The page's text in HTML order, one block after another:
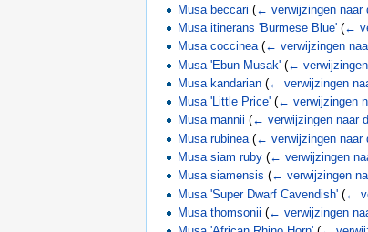
Musa beccari (← verwijzingen naar
Musa itinerans 'Burmese Blue' (←
Musa coccinea (← verwijzingen
Musa 'Ebun Musak' (←
Musa kandarian (← verwijzingen
Musa 'Little Price' (← verwijzingen
Musa mannii (← verwijzingen naar
Musa rubinea (← verwijzingen naar
Musa siam ruby (← verwijzingen
Musa siamensis (← verwijzingen
Musa 'Super Dwarf Cavendish' (←
Musa thomsonii (← verwijzingen